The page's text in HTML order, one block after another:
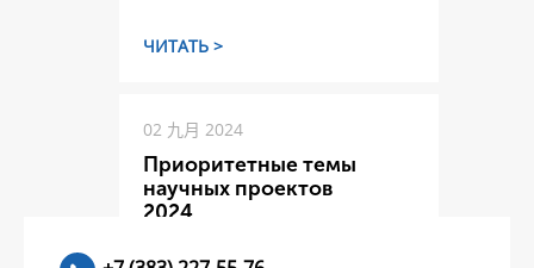
ЧИТАТЬ >
02 九月 2024
Приоритетные темы
научных проектов
2024